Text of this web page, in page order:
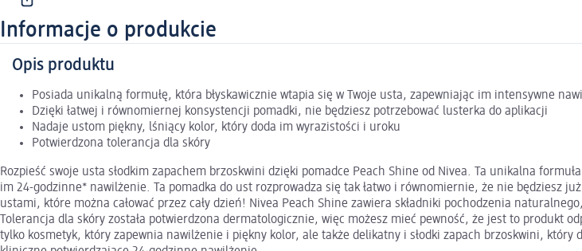
Informacje o produkcie
Opis produktu
Posiada unikalną formułę, która błyskawicznie wtapia się w Twoje usta, zapewniając im intensywne
Dzięki łatwej i równomiernej konsystencji pomadki, nie będziesz potrzebować lusterka do aplikacji
Nadaje ustom piękny, lśniący kolor, który doda im wyrazistości i uroku
Potwierdzona tolerancja dla skóry
Rozpieść swoje usta słodkim zapachem brzoskwini dzięki pomadce Peach Shine od Nivea. Ta unikalna
im 24-godzinne* nawilżenie. Ta pomadka do ust rozprowadza się tak łatwo i równomiernie, że nie będziesz
ustami, które można całować przez cały dzień! Nivea Peach Shine zawiera składniki pochodzenia
Tolerancja dla skóry została potwierdzona dermatologicznie, więc możesz mieć pewność, że jest to produkt
tylko kosmetyk, który zapewnia nawilżenie i piękny kolor, ale także delikatny i słodki zapach brzoskwini,